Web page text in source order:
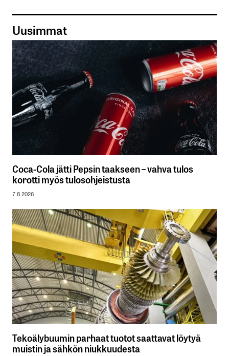
Uusimmat
Coca-Cola jätti Pepsin taakseen – vahva tulos
korotti myös tulosohjeistusta
7.8.2026
Tekoälybuumin parhaat tuotot saattavat löytyä
muistin ja sähkön niukkuudesta